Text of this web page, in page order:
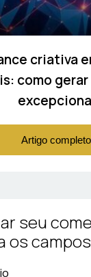
criativa
como
Artigo completo
seu
os